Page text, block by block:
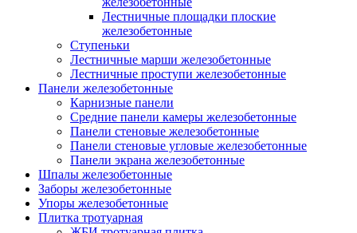
Лестничные площадки плоские
железобетонные
Ступеньки
Лестничные марши железобетонные
Лестничные проступи железобетонные
Панели железобетонные
Карнизные панели
Средние панели камеры железобетонные
Панели стеновые железобетонные
Панели стеновые угловые железобетонные
Панели экрана железобетонные
Шпалы железобетонные
Заборы железобетонные
Упоры железобетонные
Плитка тротуарная